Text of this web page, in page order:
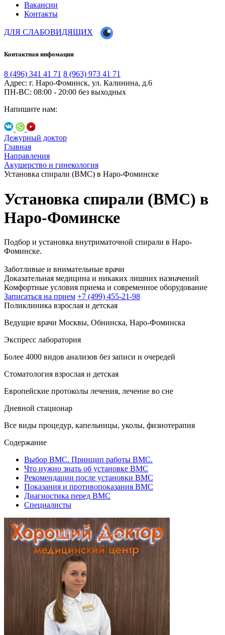
Вакансии
Контакты
ДЛЯ СЛАБОВИДЯЩИХ
Контактная инфомация
8 (496) 341 41 71 8 (963) 973 41 71
Адрес: г. Наро-Фоминск, ул. Калинина, д.6
ПН-ВС: 08:00 - 20:00 без выходных
Напишите нам:
Дежурный доктор
Главная
Направления
Акушерство и гинекология
Установка спирали (ВМС) в Наро-Фоминске
Установка спирали (ВМС) в
Наро-Фоминске
Подбор и установка внутриматочной спирали в Наро-
Фоминске.
Заботливые и внимательные врачи
Доказательная медицина и никаких лишних назначений
Комфортные условия приема и современное оборудование
Записаться на прием +7 (499) 455-21-98
Поликлиника взрослая и детская
Ведущие врачи Москвы, Обнинска, Наро-Фоминска
Экспресс лаборатория
Более 4000 видов анализов без записи и очередей
Стоматология взрослая и детская
Европейские протоколы лечения, лечение во сне
Дневной стационар
Все виды процедур, капельницы, уколы, физиотерапия
Содержание
Выбор ВМС. Принцип работы ВМС.
Что нужно знать об установке ВМС
Рекомендации после установки ВМС
Показания и противопоказания ВМС
Диагностика перед ВМС
Специалисты